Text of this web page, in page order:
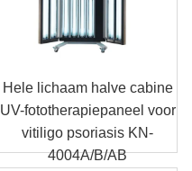
Hele lichaam halve cabine
UV-fototherapiepaneel voor
vitiligo psoriasis KN-
4004A/B/AB